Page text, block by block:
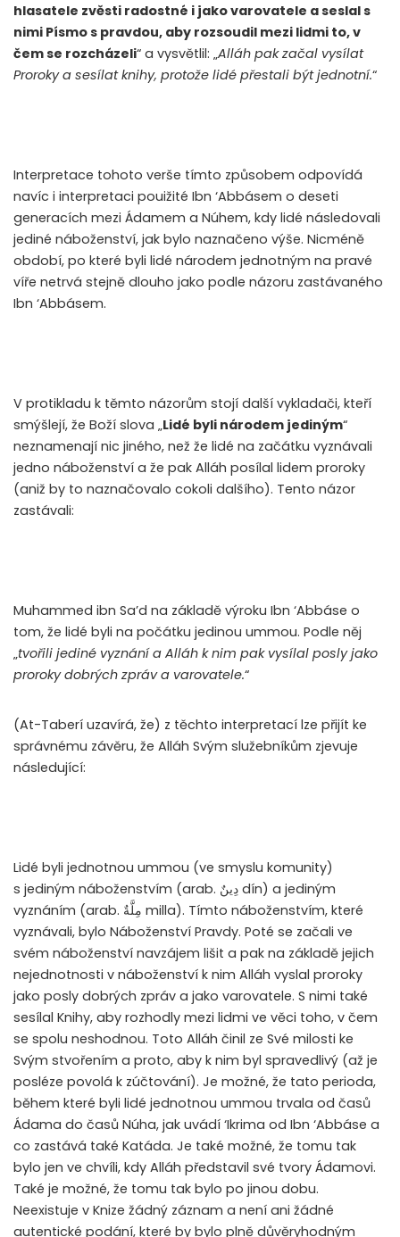
hlasatele zvěsti radostné i jako varovatele a seslal s
nimi Písmo s pravdou, aby rozsoudil mezi lidmi to, v
čem se rozcházeli“ a vysvětlil: „Alláh pak začal vysílat
Proroky a sesílat knihy, protože lidé přestali být jednotní.“
Interpretace tohoto verše tímto způsobem odpovídá
navíc i interpretaci pouižité Ibn ‘Abbásem o deseti
generacích mezi Ádamem a Núhem, kdy lidé následovali
jediné náboženství, jak bylo naznačeno výše. Nicméně
období, po které byli lidé národem jednotným na pravé
víře netrvá stejně dlouho jako podle názoru zastávaného
Ibn ‘Abbásem.
V protikladu k těmto názorům stojí další vykladači, kteří
smýšlejí, že Boží slova „Lidé byli národem jediným“
neznamenají nic jiného, než že lidé na začátku vyznávali
jedno náboženství a že pak Alláh posílal lidem proroky
(aniž by to naznačovalo cokoli dalšího). Tento názor
zastávali:
Muhammed ibn Sa’d na základě výroku Ibn ‘Abbáse o
tom, že lidé byli na počátku jedinou ummou. Podle něj
„tvořili jediné vyznání a Alláh k nim pak vysílal posly jako
proroky dobrých zpráv a varovatele.“
(At-Taberí uzavírá, že) z těchto interpretací lze přijít ke
správnému závěru, že Alláh Svým služebníkům zjevuje
následující:
Lidé byli jednotnou ummou (ve smyslu komunity)
s jediným náboženstvím (arab. دِينٌ dín) a jediným
vyznáním (arab. مِلَّةٌ milla). Tímto náboženstvím, které
vyznávali, bylo Náboženství Pravdy. Poté se začali ve
svém náboženství navzájem lišit a pak na základě jejich
nejednotnosti v náboženství k nim Alláh vyslal proroky
jako posly dobrých zpráv a jako varovatele. S nimi také
sesílal Knihy, aby rozhodly mezi lidmi ve věci toho, v čem
se spolu neshodnou. Toto Alláh činil ze Své milosti ke
Svým stvořením a proto, aby k nim byl spravedlivý (až je
posléze povolá k zúčtování). Je možné, že tato perioda,
během které byli lidé jednotnou ummou trvala od časů
Ádama do časů Núha, jak uvádí ‘Ikrima od Ibn ‘Abbáse a
co zastává také Katáda. Je také možné, že tomu tak
bylo jen ve chvíli, kdy Alláh představil své tvory Ádamovi.
Také je možné, že tomu tak bylo po jinou dobu.
Neexistuje v Knize žádný záznam a není ani žádné
autentické podání, které by bylo plně důvěryhodným